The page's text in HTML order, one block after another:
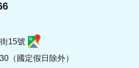
15號
（國定假日除外）